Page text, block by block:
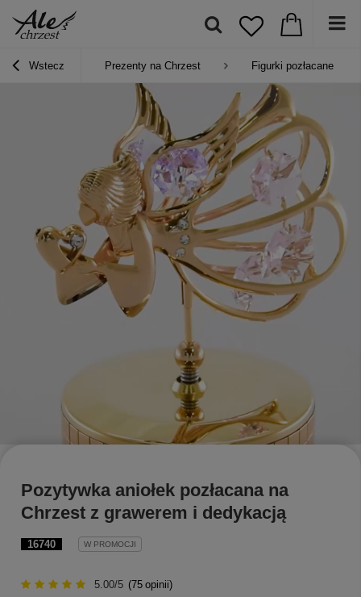
Wstecz Prezenty na Chrzest Figurki pozłacane
16740 W PROMOCJI
Pozytywka aniołek pozłacana na
Chrzest z grawerem i dedykacją
5.00/5 (75 opinii)